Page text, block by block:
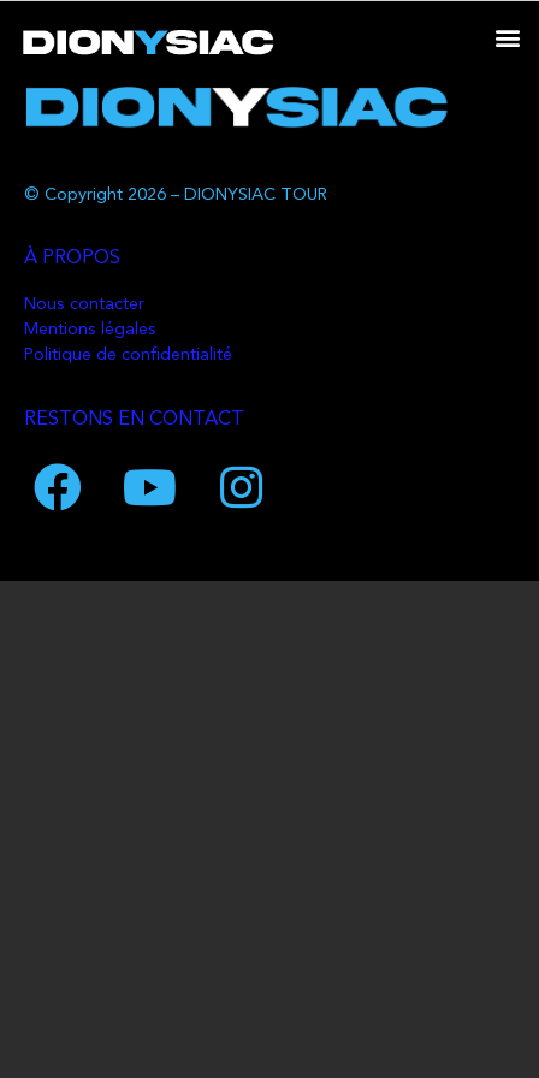
© Copyright 2026 – DIONYSIAC TOUR
À PROPOS
Nous contacter
Mentions légales
Politique de confidentialité
RESTONS EN CONTACT